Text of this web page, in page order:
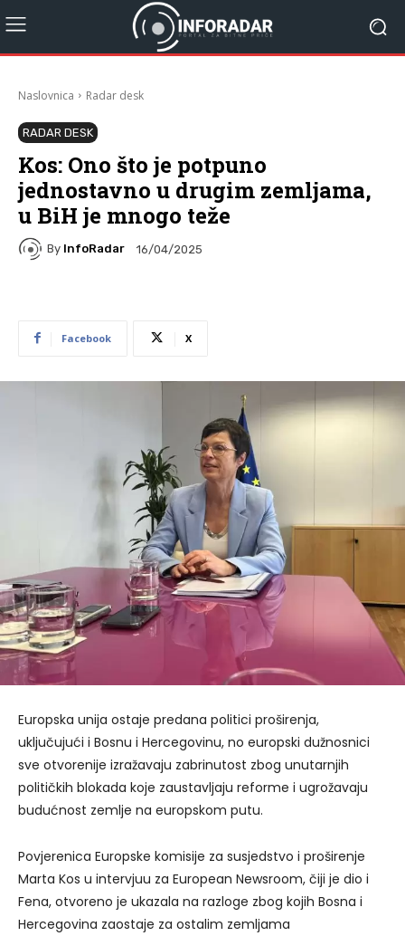
Naslovnica Radar desk
RADAR DESK
Kos: Ono što je potpuno
jednostavno u drugim zemljama,
u BiH je mnogo teže
By InfoRadar 16/04/2025
Facebook X
Europska unija ostaje predana politici proširenja,
uključujući i Bosnu i Hercegovinu, no europski dužnosnici
sve otvorenije izražavaju zabrinutost zbog unutarnjih
političkih blokada koje zaustavljaju reforme i ugrožavaju
budućnost zemlje na europskom putu.
Povjerenica Europske komisije za susjedstvo i proširenje
Marta Kos u intervjuu za European Newsroom, čiji je dio i
Fena, otvoreno je ukazala na razloge zbog kojih Bosna i
Hercegovina zaostaje za ostalim zemljama